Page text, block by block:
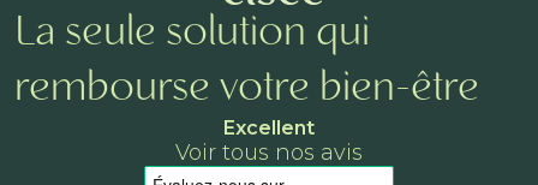
La seule solution qui
rembourse votre bien-être
Excellent
Voir tous nos avis